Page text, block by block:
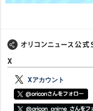
X
Xアカウント